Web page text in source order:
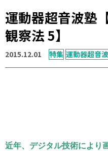
国家試験対策
学会・セミナー情報
運動器超音波塾
観察法 5】
2015.12.01 特集 運動器超音
近年、デジタル技術により